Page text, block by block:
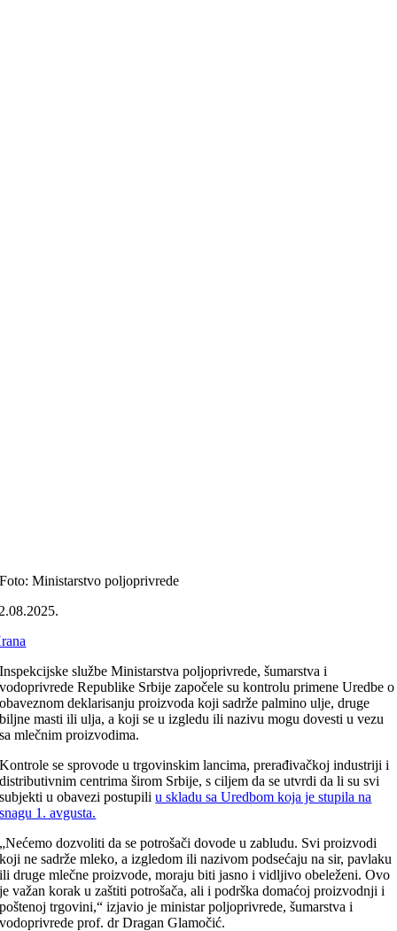
Foto: Ministarstvo poljoprivrede
Inspekcijske službe Ministarstva poljoprivrede, šumarstva i
vodoprivrede Republike Srbije započele su kontrolu primene Uredbe o
obaveznom deklarisanju proizvoda koji sadrže palmino ulje, druge
biljne masti ili ulja, a koji se u izgledu ili nazivu mogu dovesti u vezu
sa mlečnim proizvodima.
Kontrole se sprovode u trgovinskim lancima, prerađivačkoj industriji i
distributivnim centrima širom Srbije, s ciljem da se utvrdi da li su svi
subjekti u obavezi postupiliu skladu sa Uredbom koja je stupila na
snagu 1. avgusta.
„Nećemo dozvoliti da se potrošači dovode u zabludu. Svi proizvodi
koji ne sadrže mleko, a izgledom ili nazivom podsećaju na sir, pavlaku
ili druge mlečne proizvode, moraju biti jasno i vidljivo obeleženi. Ovo
je važan korak u zaštiti potrošača, ali i podrška domaćoj proizvodnji i
poštenoj trgovini,“ izjavio je ministar poljoprivrede, šumarstva i
vodoprivrede prof. dr Dragan Glamočić.